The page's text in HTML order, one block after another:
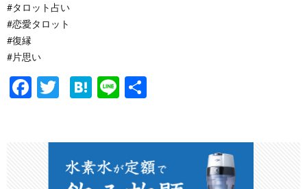
#タロット占い
#恋愛タロット
#復縁
#片思い
F
T
H
a
Li